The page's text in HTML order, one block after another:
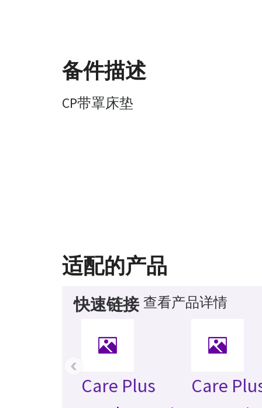
备件描述
CP带罩床垫
适配的产品
快速链接 查看产品详情
Care Plus
Care
‹